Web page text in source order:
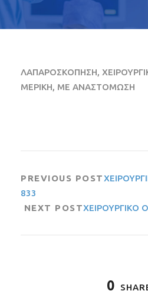
ΛΑΠΑΡΟΣΚΟΠΗΣΗ,
ΜΕΡΙΚΗ, ΜΕ ΑΝΑΣΤΟΜΩΣΗ
PREVIOUS POST
833
NEXT POSTΧΕΙΡΟΥΡΓΙΚΟ
0